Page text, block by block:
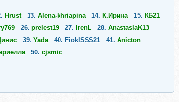
Hrust 13. Alena-khriapina 14. К.Ирина 15. КБ21
26. prelest19 27. IrenL 28. AnastasiaK13
39. Yada 40. FioklSSS21 41. Anicton
50. cjsmic